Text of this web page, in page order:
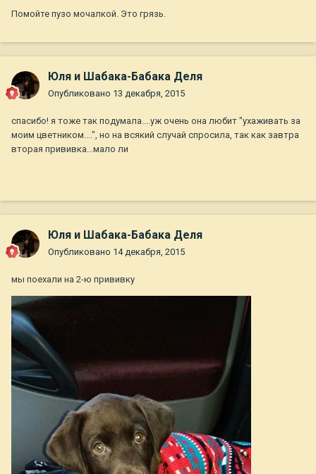
Помойте пузо мочалкой. Это грязь.
Юля и Шабака-Бабака Деля
Опубликовано 13 декабря, 2015
спасибо! я тоже так подумала....уж очень она любит "ухаживать за
моим цветником....", но на всякий случай спросила, так как завтра
вторая прививка...мало ли
Юля и Шабака-Бабака Деля
Опубликовано 14 декабря, 2015
мы поехали на 2-ю прививку